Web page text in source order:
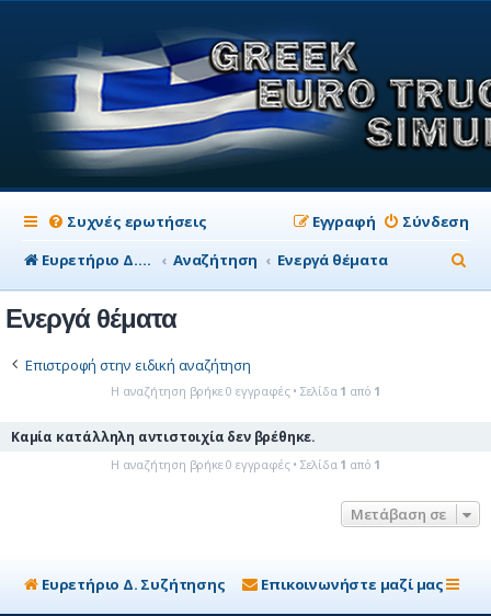
Συχνές ερωτήσεις Σύνδεση
Εγγραφή
Ευρετήριο Δ. Συζήτησης
Αναζήτηση Ενεργά θέματα
ν
η
Ενεργά θέματα
Επιστροφή στην ειδική αναζήτηση
Η αναζήτηση βρήκε 0 εγγραφές • Σελίδα 1 από 1
Καμία κατάλληλη αντιστοιχία δεν βρέθηκε.
Η αναζήτηση βρήκε 0 εγγραφές • Σελίδα 1 από 1
Μετάβαση σε
Ευρετήριο Δ. Συζήτησης Επικοινωνήστε μαζί μας